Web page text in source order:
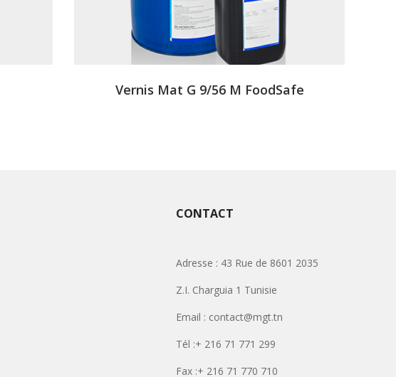
Vernis Mat G 9/56 M FoodSafe
CONTACT
Adresse : 43 Rue de 8601 2035
Z.I. Charguia 1 Tunisie
Email : contact@mgt.tn
Tél :+ 216 71 771 299
Fax :+ 216 71 770 710